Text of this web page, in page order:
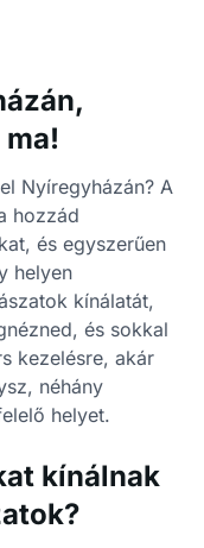
Nyíregyházán? A
hozzád
és egyszerűen
helyen
kínálatát,
és sokkal
kezelésre, akár
néhány
helyet.
kínálnak